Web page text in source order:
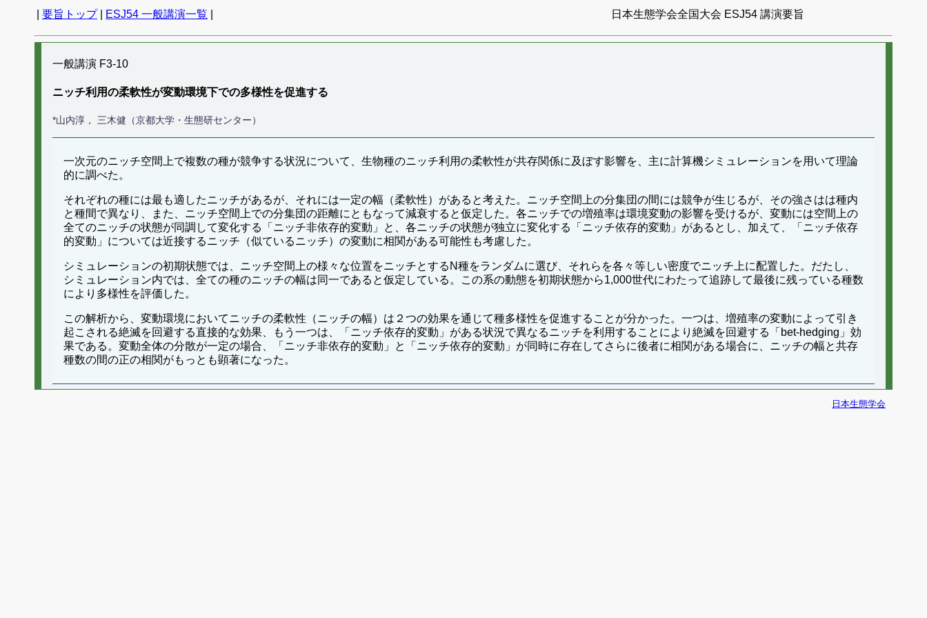
要旨トップ| ESJ54 一般講演一覧 日本生態学会全国大会 ESJ54 講演要旨
一般講演 F3-10
ニッチ利用の柔軟性が変動環境下での多様性を促進する
*山内淳， 三木健（京都大学・生態研センター）
一次元のニッチ空間上で複数の種が競争する状況について、生物種のニッチ利用の柔軟性が共存関係に及ぼす影響を、主に計算機シミュレーションを用いて理論
的に調べた。
それぞれの種には最も適したニッチがあるが、それには一定の幅（柔軟性）があると考えた。ニッチ空間上の分集団の間には競争が生じるが、その強さはは種内
と種間で異なり、また、ニッチ空間上での分集団の距離にともなって減衰すると仮定した。各ニッチでの増殖率は環境変動の影響を受けるが、変動には空間上の
全てのニッチの状態が同調して変化する「ニッチ非依存的変動」と、各ニッチの状態が独立に変化する「ニッチ依存的変動」があるとし、加えて、「ニッチ依存
的変動」については近接するニッチ（似ているニッチ）の変動に相関がある可能性も考慮した。
シミュレーションの初期状態では、ニッチ空間上の様々な位置をニッチとするN種をランダムに選び、それらを各々等しい密度でニッチ上に配置した。だたし、
シミュレーション内では、全ての種のニッチの幅は同一であると仮定している。この系の動態を初期状態から1,000世代にわたって追跡して最後に残っている種数
により多様性を評価した。
この解析から、変動環境においてニッチの柔軟性（ニッチの幅）は２つの効果を通じて種多様性を促進することが分かった。一つは、増殖率の変動によって引き
起こされる絶滅を回避する直接的な効果、もう一つは、「ニッチ依存的変動」がある状況で異なるニッチを利用することにより絶滅を回避する「bet-hedging」効
果である。変動全体の分散が一定の場合、「ニッチ非依存的変動」と「ニッチ依存的変動」が同時に存在してさらに後者に相関がある場合に、ニッチの幅と共存
種数の間の正の相関がもっとも顕著になった。
日本生態学会